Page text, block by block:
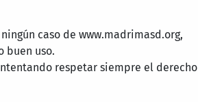
caso de www.madrimasd.org,
buen uso.
respetar siempre el derecho